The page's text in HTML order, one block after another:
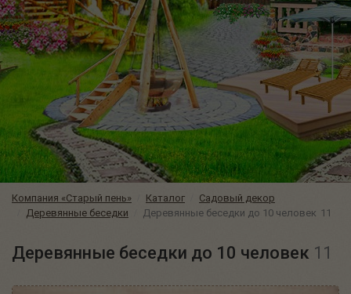
Компания «Старый пень» Каталог
Садовый декор
Деревянные беседки
Деревянные беседки до 10 человек 11
Деревянные беседки до 10 человек 11